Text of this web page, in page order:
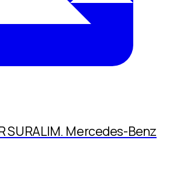
SURALIM. Mercedes-Benz